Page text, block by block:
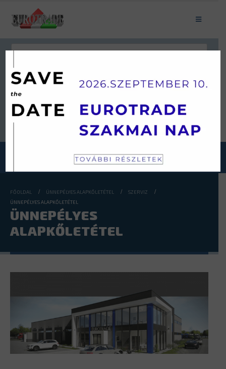
Keresés
JÁRMŰKATEGÓRIÁINK
FŐOLDAL ÜNNEPÉLYES ALAPKŐLETÉTEL
SZERVIZ
ÜNNEPÉLYES ALAPKŐLETÉTEL
ÜNNEPÉLYES
ALAPKŐLETÉTEL